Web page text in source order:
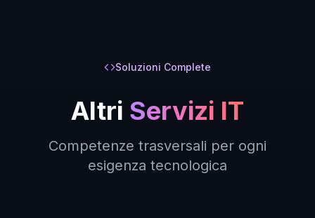
Soluzioni Complete
Altri Servizi IT
Competenze trasversali per ogni
esigenza tecnologica